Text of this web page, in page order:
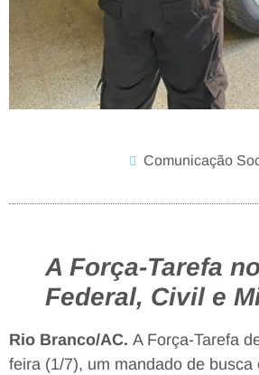
Comunicação
A Força-Tarefa
Federal, Civil e
Rio Branco/AC. A Força-Tarefa
feira (1/7), um mandado de